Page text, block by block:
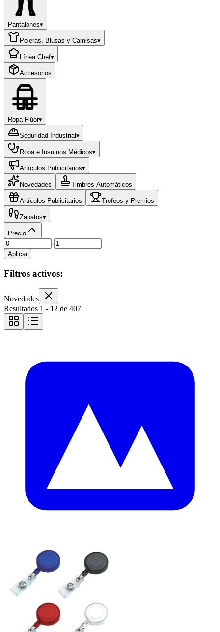
Pantalones▾
Poleras, Blusas y Camisas▾
Línea Chef▾
Accesorios
Ropa Flúor▾
Seguridad Industrial ▾
Ropa e Insumos Médicos▾
Artículos Publicitarios▾
Novedades Timbres Automáticos
Artículos Publicitarios Trofeos y Premios
Zapatos▾
Precio
-
Aplicar
Filtros activos:
Novedades
Resultados 1 - 12 de 407